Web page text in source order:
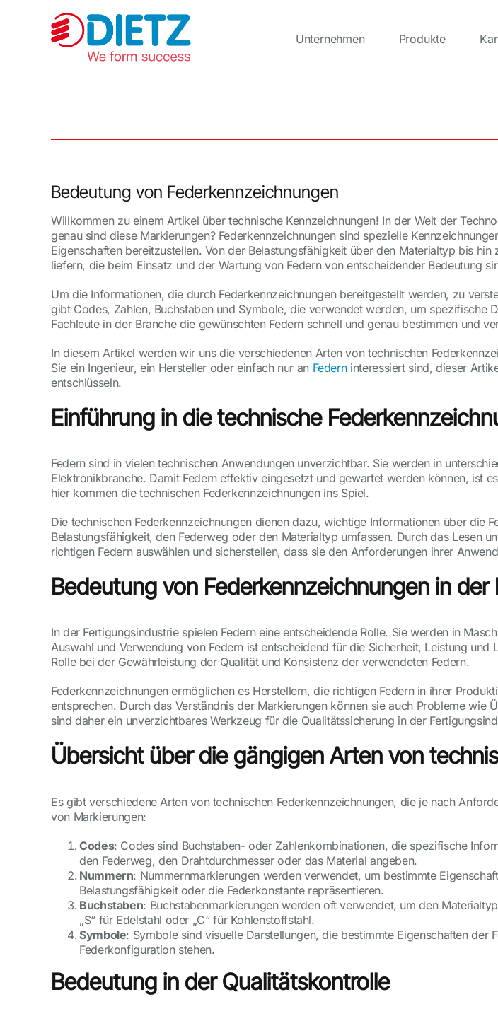
Unternehmen Produkte
Bedeutung von Federkennzeichnungen
Willkommen zu einem Artikel über technische Kennzeichnungen! In der Welt der
genau sind diese Markierungen? Federkennzeichnungen sind spezielle
Eigenschaften bereitzustellen. Von der Belastungsfähigkeit über den Materialtyp bis
liefern, die beim Einsatz und der Wartung von Federn von entscheidender Bedeutung
Um die Informationen, die durch Federkennzeichnungen bereitgestellt werden, zu
gibt Codes, Zahlen, Buchstaben und Symbole, die verwendet werden, um spezifische
Fachleute in der Branche die gewünschten Federn schnell und genau bestimmen und
In diesem Artikel werden wir uns die verschiedenen Arten von technischen
Sie ein Ingenieur, ein Hersteller oder einfach nur an Federninteressiert sind, dieser
entschlüsseln.
Einführung in die technische
Federn sind in vielen technischen Anwendungen unverzichtbar. Sie werden in
Elektronikbranche. Damit Federn effektiv eingesetzt und gewartet werden können, ist
hier kommen die technischen Federkennzeichnungen ins Spiel.
Die technischen Federkennzeichnungen dienen dazu, wichtige Informationen über die
Belastungsfähigkeit, den Federweg oder den Materialtyp umfassen. Durch das Lesen
richtigen Federn auswählen und sicherstellen, dass sie den Anforderungen ihrer
Bedeutung von Federkennzeichnungen in
In der Fertigungsindustrie spielen Federn eine entscheidende Rolle. Sie werden in
Auswahl und Verwendung von Federn ist entscheidend für die Sicherheit, Leistung
Rolle bei der Gewährleistung der Qualität und Konsistenz der verwendeten Federn.
Federkennzeichnungen ermöglichen es Herstellern, die richtigen Federn in ihrer
entsprechen. Durch das Verständnis der Markierungen können sie auch Probleme
sind daher ein unverzichtbares Werkzeug für die Qualitätssicherung in der
Übersicht über die gängigen Arten von
Es gibt verschiedene Arten von technischen Federkennzeichnungen, die je nach
von Markierungen:
Codes: Codes sind Buchstaben- oder Zahlenkombinationen, die spezifische
den Federweg, den Drahtdurchmesser oder das Material angeben.
Nummern: Nummernmarkierungen werden verwendet, um bestimmte
Belastungsfähigkeit oder die Federkonstante repräsentieren.
Buchstaben: Buchstabenmarkierungen werden oft verwendet, um den
„S“ für Edelstahl oder „C“ für Kohlenstoffstahl.
Symbole: Symbole sind visuelle Darstellungen, die bestimmte Eigenschaften
Federkonfiguration stehen.
Bedeutung in der Qualitätskontrolle